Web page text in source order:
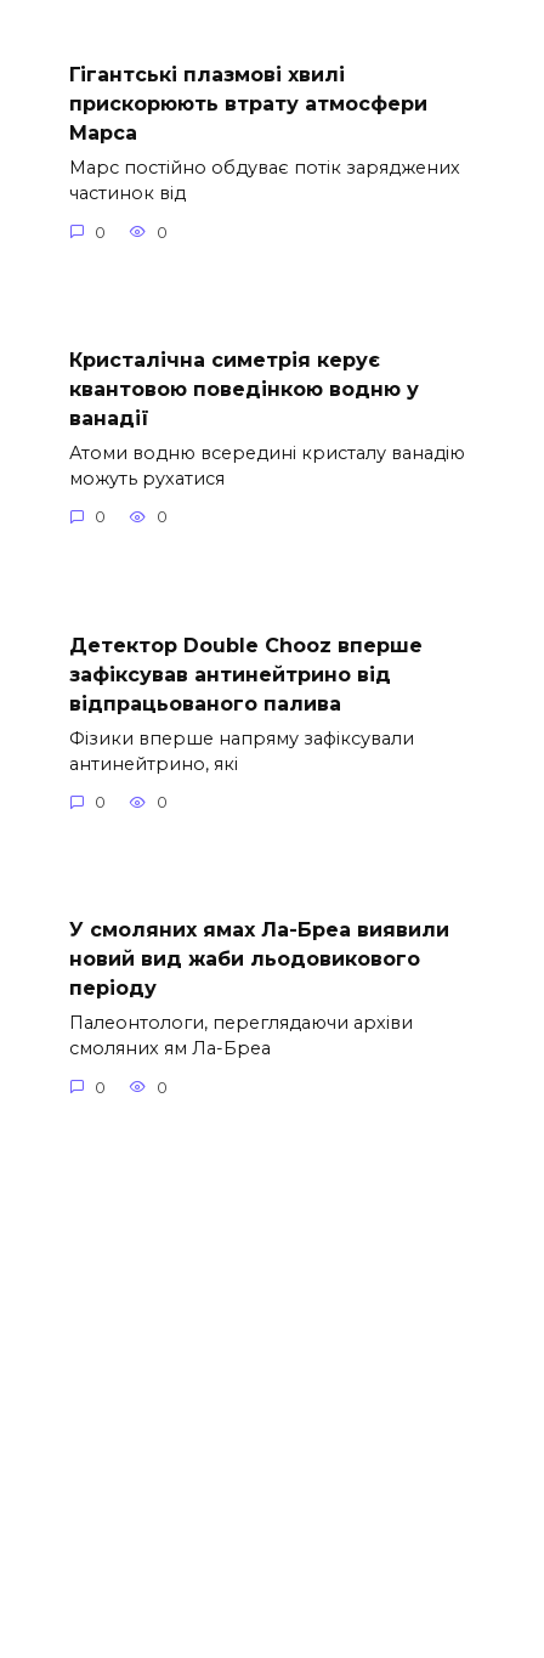
Гігантські плазмові хвилі
прискорюють втрату атмосфери
Марса
Марс постійно обдуває потік заряджених
частинок від
0 0
Кристалічна симетрія керує
квантовою поведінкою водню у
ванадії
Атоми водню всередині кристалу ванадію
можуть рухатися
0 0
Детектор Double Chooz вперше
зафіксував антинейтрино від
відпрацьованого палива
Фізики вперше напряму зафіксували
антинейтрино, які
0 0
У смоляних ямах Ла-Бреа виявили
новий вид жаби льодовикового
періоду
Палеонтологи, переглядаючи архіви
смоляних ям Ла-Бреа
0 0